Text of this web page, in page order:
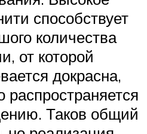
способствует
количества
от которой
докрасна,
распространяется
Таков общий